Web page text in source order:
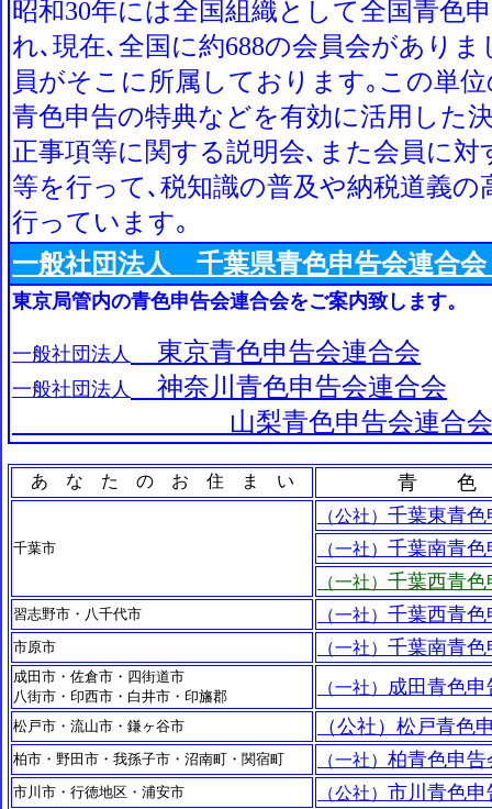
昭和30年には全国組織として全国青色
れ､現在､全国に約688の会員会がありま
員がそこに所属しております｡この単
青色申告の特典などを有効に活用した
正事項等に関する説明会､また会員に対
等を行って､税知識の普及や納税道義
行っています｡
一般社団法人 千葉県青色申告会連合会
東京局管内の青色申告会連合会をご案内致します。
一般社団法人 東京青色申告会連合会
一般社団法人
神奈川青色申告会連合会
山梨青色申告会連合会
あ な た の お 住 ま い 青
千葉市
（公社） 千葉東青色
（一社） 千葉南青色
（一社） 千葉西青色
習志野市・八千代市 （一社） 千葉西青色
市原市 （一社） 千葉南青色
成田市・佐倉市・四街道市
八街市・印西市・白井市・印旛郡
（一社） 成田青色申
松戸市・流山市・鎌ヶ谷市 （公社）松戸青色
柏市・野田市・我孫子市・沼南町・関宿町 （一社） 柏青色申告
市川市・行徳地区・浦安市 （公社） 市川青色申